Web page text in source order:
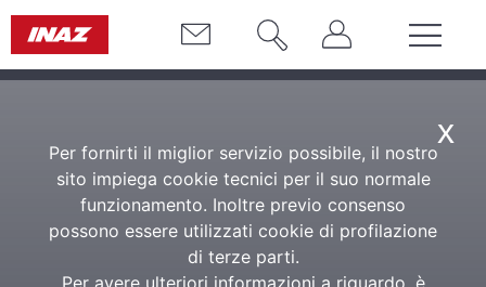
x
Per fornirti il miglior servizio possibile, il nostro
sito impiega cookie tecnici per il suo normale
funzionamento. Inoltre previo consenso
possono essere utilizzati cookie di profilazione
di terze parti.
Per avere ulteriori informazioni a riguardo, è